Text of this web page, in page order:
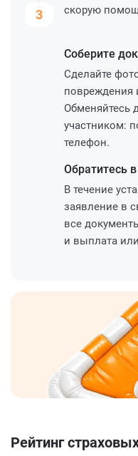
3
скорую
Соберите
Сделайте
повреждения
Обменяйтесь
участником:
телефон.
Обратитесь
В течение
заявление в
все
и выплата
Рейтинг